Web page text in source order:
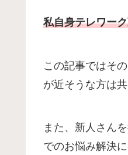
私自身テレワー
この記事ではそ
が近そうな方は
また、新人さん
でのお悩み解決